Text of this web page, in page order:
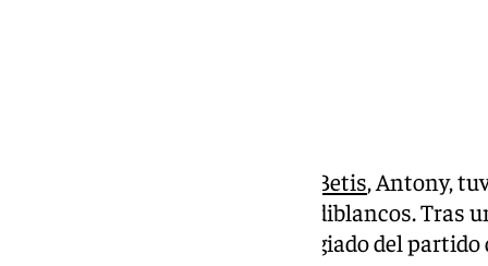
Real Betis, Antony,
partido entre el Getafe y los verdiblancos. Tras
Iglesias en el descuento, el colegiado del